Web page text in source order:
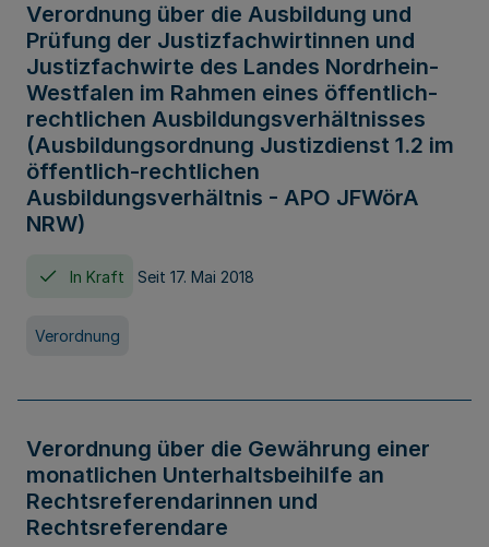
Verordnung über die Ausbildung und
Prüfung der Justizfachwirtinnen und
Justizfachwirte des Landes Nordrhein-
Westfalen im Rahmen eines öffentlich-
rechtlichen Ausbildungsverhältnisses
(Ausbildungsordnung Justizdienst 1.2 im
öffentlich-rechtlichen
Ausbildungsverhältnis - APO JFWörA
NRW)
In Kraft Seit 17. Mai 2018
Verordnung
Verordnung über die Gewährung einer
monatlichen Unterhaltsbeihilfe an
Rechtsreferendarinnen und
Rechtsreferendare